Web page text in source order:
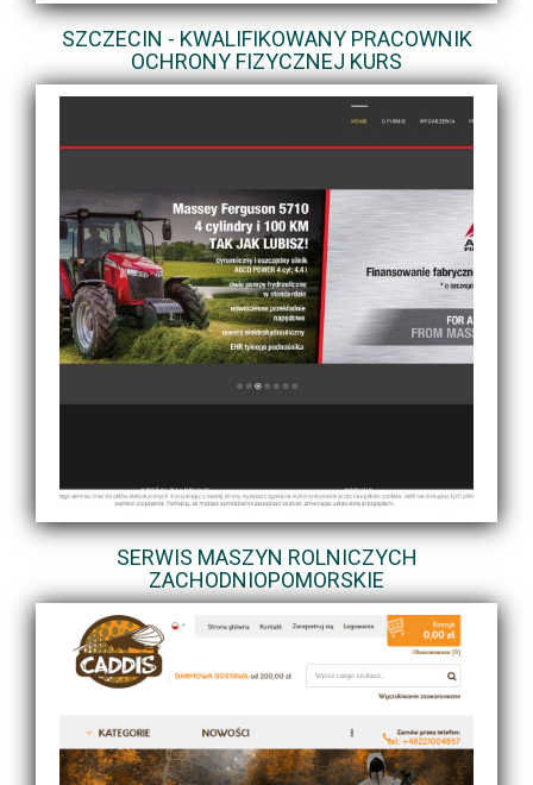
SZCZECIN - KWALIFIKOWANY PRACOWNIK
OCHRONY FIZYCZNEJ KURS
SERWIS MASZYN ROLNICZYCH
ZACHODNIOPOMORSKIE